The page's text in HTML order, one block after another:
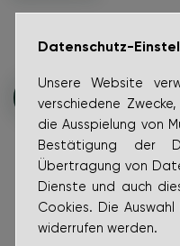
zurück zur
Datenschutz-
Unsere Website
verschiedene
die Ausspielung von
Bestätigung der
Übertragung von
Dienste und auch
Cookies. Die
widerrufen werden.